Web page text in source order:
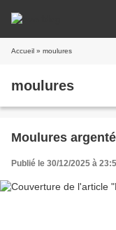
Accueil » moulures
moulures
Moulures
Publié le 30/12/2025 à